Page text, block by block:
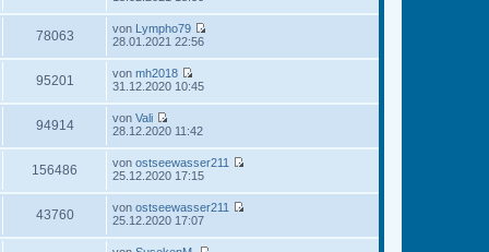
t
r
a
g
e
i
t
r
a
g
t
e
r
i
t
r
g
t
r
a
78063 von Lympho79
t
e
i
r
a
28.01.2021 22:56
95201 von mh2018
N
s
t
e
r
i
t
r
31.12.2020 10:45
94914 von Vali
N
e
s
t
e
r
28.12.2020 11:42
156486 von ostseewasser211
t
25.12.2020 17:15
43760 von ostseewasser211
25.12.2020 17:07